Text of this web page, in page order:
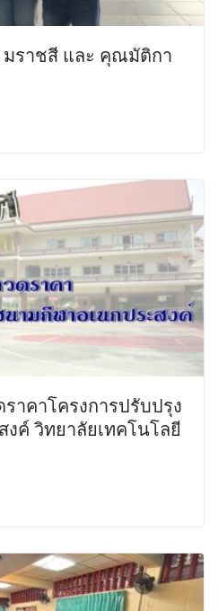
ราชสี และ คุณมัติกา
าคาโครงการปรับปรุง
ค์ วิทยาลัยเทคโนโลยี